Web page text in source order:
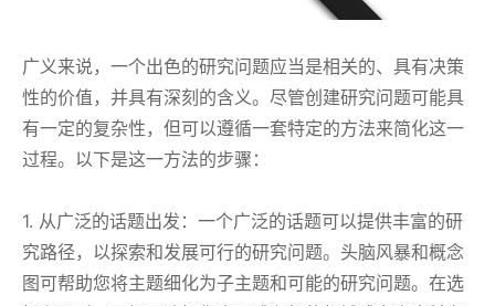
广义来说，一个出色的研究问题应当是相关的、具有决策
性的价值，并具有深刻的含义。尽管创建研究问题可能具
有一定的复杂性，但可以遵循一套特定的方法来简化这一
过程。以下是这一方法的步骤：
1. 从广泛的话题出发：一个广泛的话题可以提供丰富的研
究路径，以探索和发展可行的研究问题。头脑风暴和概念
图可帮助您将主题细化为子主题和可能的研究问题。在选